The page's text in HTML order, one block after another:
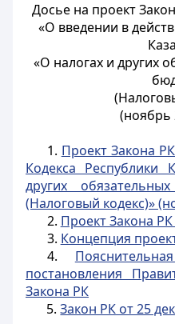
Досье на проект
«О введении в
«О налогах и других
(ноябрь
1. Проект Закона
Кодекса Республики
других
(Налоговый кодекс)»
2. Проект Закона РК
3. Концепция
4.
постановления
Закона РК
5.Закон РК от 25